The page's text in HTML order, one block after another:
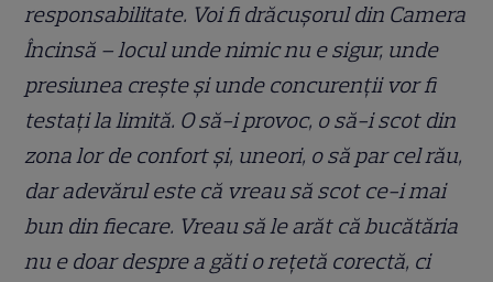
responsabilitate. Voi fi drăcușorul din Camera
Încinsă – locul unde nimic nu e sigur, unde
presiunea crește și unde concurenții vor fi
testați la limită. O să-i provoc, o să-i scot din
zona lor de confort și, uneori, o să par cel rău,
dar adevărul este că vreau să scot ce-i mai
bun din fiecare. Vreau să le arăt că bucătăria
nu e doar despre a găti o rețetă corectă, ci